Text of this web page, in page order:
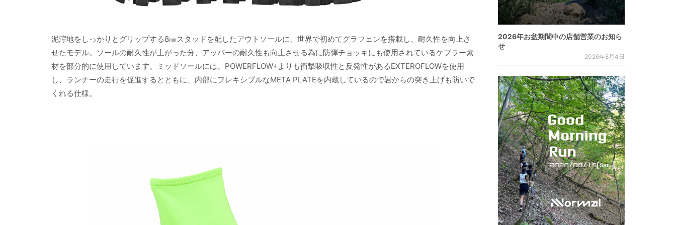
泥濘地をしっかりとグリップする8㎜スタッドを配したアウトソールに、世界で初めてグラフェンを搭載し、耐久性を向上さ
せたモデル。ソールの耐久性が上がった分、アッパーの耐久性も向上させる為に防弾チョッキにも使用されているケブラー素
材を部分的に使用しています。ミッドソールには、POWERFLOW+よりも衝撃吸収性と反発性があるEXTEROFLOWを使用
し、ランナーの走行を促進するとともに、内部にフレキシブルなMETA PLATEを内蔵しているので岩からの突き上げも防いで
くれる仕様。
2026年お盆期間中の店舗営業のお知ら
せ
2026年8月4日